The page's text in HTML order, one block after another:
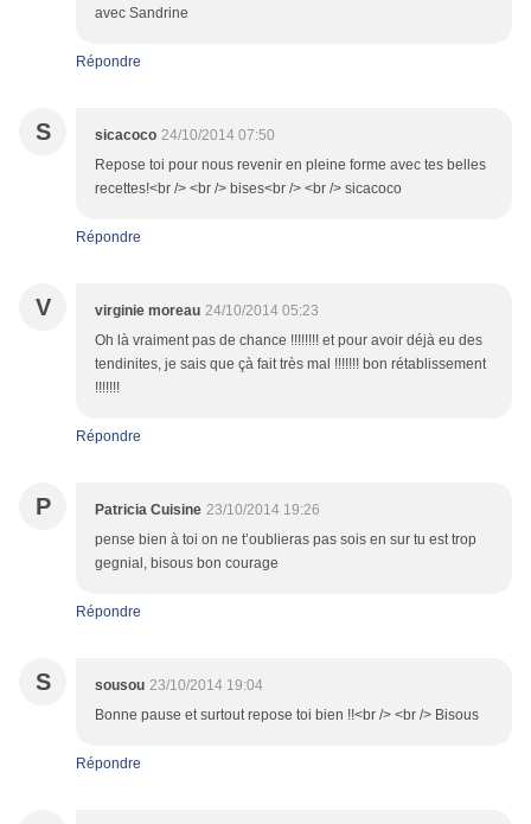
avec Sandrine
Répondre
S sicacoco 24/10/2014 07:50
Repose toi pour nous revenir en pleine forme avec tes belles
recettes!<br /> <br /> bises<br /> <br /> sicacoco
Répondre
V virginie moreau 24/10/2014 05:23
Oh là vraiment pas de chance !!!!!!!! et pour avoir déjà eu des
tendinites, je sais que çà fait très mal !!!!!!! bon rétablissement
!!!!!!!
Répondre
P Patricia Cuisine 23/10/2014 19:26
pense bien à toi on ne t’oublieras pas sois en sur tu est trop
gegnial, bisous bon courage
Répondre
S sousou 23/10/2014 19:04
Bonne pause et surtout repose toi bien !!<br /> <br /> Bisous
Répondre